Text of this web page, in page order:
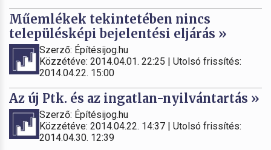
Műemlékek tekintetében nincs
településképi bejelentési eljárás »
Szerző: Építésijog.hu
Közzétéve: 2014.04.01. 22:25 | Utolsó frissítés:
2014.04.22. 15:00
Az új Ptk. és az ingatlan-nyilvántartás »
Szerző: Építésijog.hu
Közzétéve: 2014.04.22. 14:37 | Utolsó frissítés:
2014.04.30. 12:39